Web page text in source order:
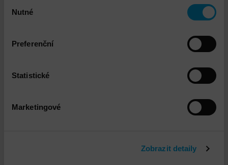
souhlasu
Nutné
Preferenční
Statistické
Marketingové
Zobrazit detaily
DNS - Doprava standard